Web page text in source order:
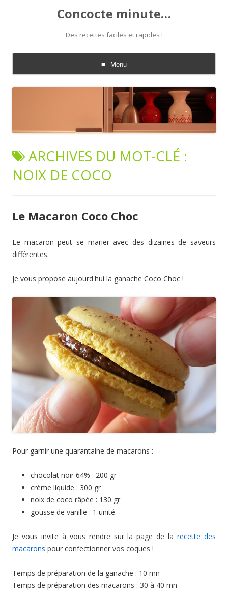
Concocte minute…
Des recettes faciles et rapides !
Menu
Aller
au
ARCHIVES DU MOT-CLÉ :
NOIX DE COCO
Le Macaron Coco Choc
Le macaron peut se marier avec des dizaines de saveurs
différentes.
Je vous propose aujourd'hui la ganache Coco Choc !
Pour garnir une quarantaine de macarons :
chocolat noir 64% : 200 gr
crème liquide : 300 gr
noix de coco râpée : 130 gr
gousse de vanille : 1 unité
Je vous invite à vous rendre sur la page de larecette des
macarons pour confectionner vos coques !
Temps de préparation de la ganache : 10 mn
Temps de préparation des macarons : 30 à 40 mn